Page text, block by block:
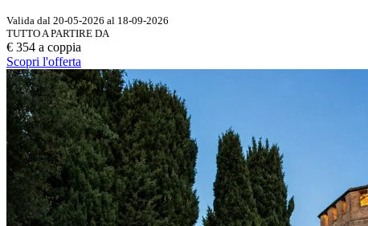
Valida dal 20-05-2026 al 18-09-2026
TUTTO A PARTIRE DA
€ 354 a coppia
Scopri l'offerta